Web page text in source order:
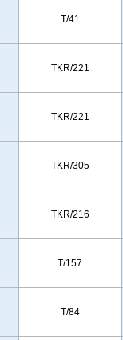
T/41
TKR/221
TKR/221
TKR/305
TKR/216
T/157
T/84